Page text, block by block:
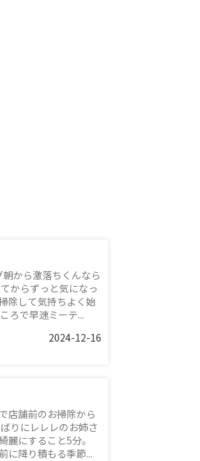
から激落ちくんなら
からずっと気になっ
除して気持ちよく始
ろで早速ミーテ...
2024-12-16
店舗前のお掃除から
りにレレレのお姉さ
麗にすること5分。
に降り積もる季節...